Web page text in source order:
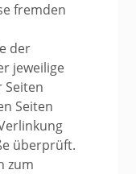
fremden
der
jeweilige
Seiten
überprüft.
zum